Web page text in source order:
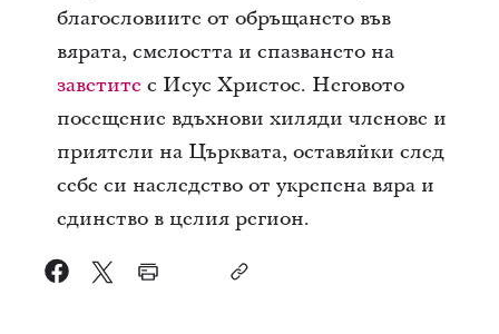
благословиите от обръщането във
вярата, смелостта и спазването на
заветите с Исус Христос. Неговото
посещение вдъхнови хиляди членове и
приятели на Църквата, оставяйки след
себе си наследство от укрепена вяра и
единство в целия регион.